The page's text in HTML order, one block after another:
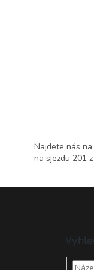
Najdete nás
na sjezdu 201